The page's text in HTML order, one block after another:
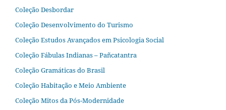
Coleção Desbordar
Coleção Desenvolvimento do Turismo
Coleção Estudos Avançados em Psicologia Social
Coleção Fábulas Indianas – Pañcatantra
Coleção Gramáticas do Brasil
Coleção Habitação e Meio Ambiente
Coleção Mitos da Pós-Modernidade